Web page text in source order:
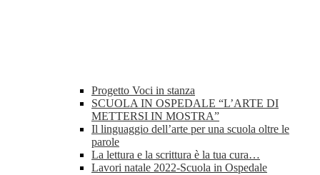
Progetto Voci in stanza
SCUOLA IN OSPEDALE “L’ARTE DI
METTERSI IN MOSTRA”
Il linguaggio dell’arte per una scuola oltre le
parole
La lettura e la scrittura è la tua cura…
Lavori natale 2022-Scuola in Ospedale